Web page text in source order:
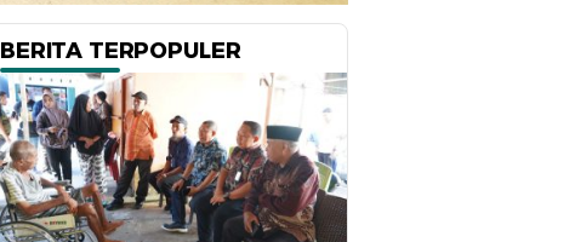
BERITA TERPOPULER